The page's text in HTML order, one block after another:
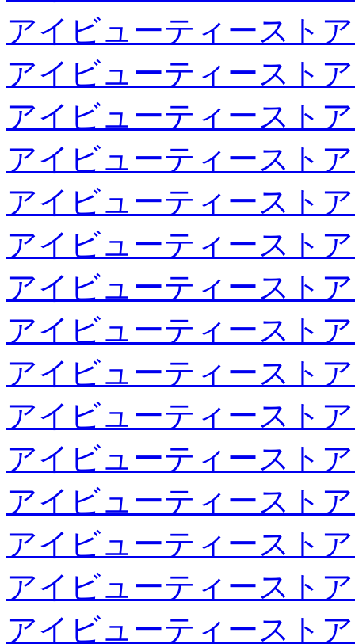
アイビューティースト
アイビューティースト
アイビューティースト
アイビューティースト
アイビューティースト
アイビューティースト
アイビューティースト
アイビューティースト
アイビューティースト
アイビューティースト
アイビューティースト
アイビューティースト
アイビューティースト
アイビューティースト
アイビューティースト